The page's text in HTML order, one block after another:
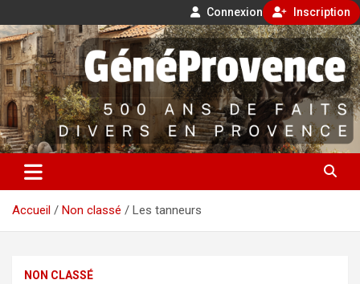
Connexion Inscription
Aller
au
contenu
GénéProvence
500 ans de faits divers en Provence
Accueil Non classé Les tanneurs
NON CLASSÉ